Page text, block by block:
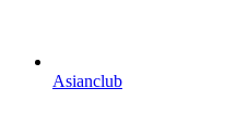
Asianclub